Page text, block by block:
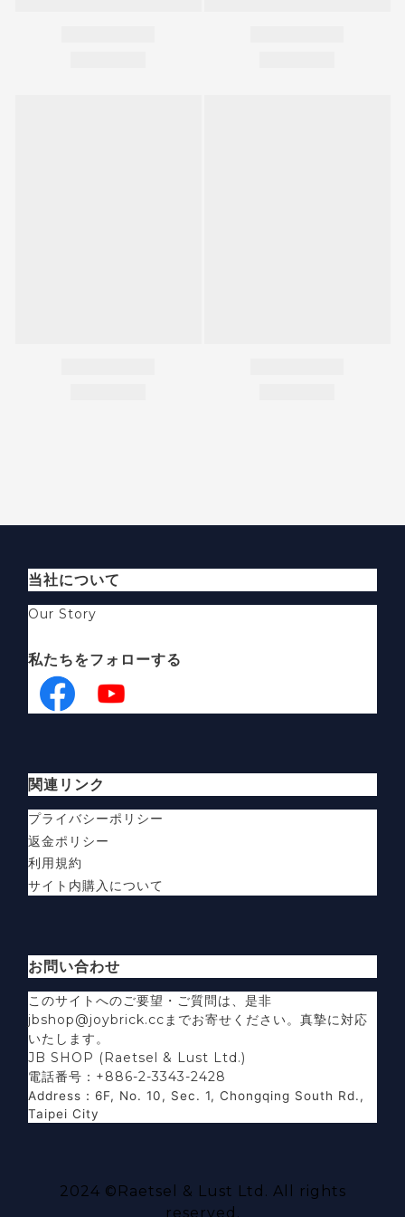
当社について
Our Story
私たちをフォローする
関連リンク
プライバシーポリシー
返金ポリシー
利用規約
サイト内購入について
お問い合わせ
このサイトへのご要望・ご質問は、是非
jbshop@joybrick.ccまでお寄せください。真摯に対応
いたします。
JB SHOP (Raetsel & Lust Ltd.)
電話番号：+886-2-3343-2428
Address ： 6F, No. 10, Sec. 1, Chongqing South Rd.,
Taipei City
2024 © Raetsel & Lust Ltd. All rights
reserved.